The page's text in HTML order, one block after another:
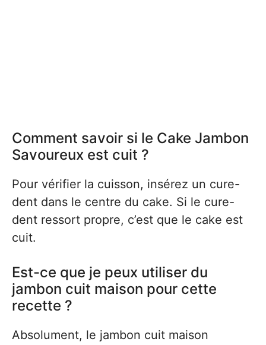
Comment savoir si le Cake Jambon
Savoureux est cuit ?
Pour vérifier la cuisson, insérez un cure-
dent dans le centre du cake. Si le cure-
dent ressort propre, c’est que le cake est
cuit.
Est-ce que je peux utiliser du
jambon cuit maison pour cette
recette ?
Absolument, le jambon cuit maison